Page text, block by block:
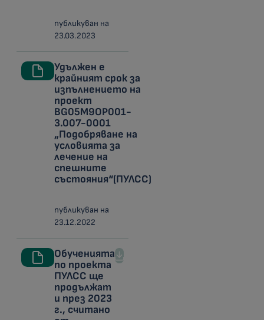
публикуван на
23.03.2023
Удължен е
крайният срок за
изпълнението на
проект
BG05M9OP001-
3.007-0001
„Подобряване на
условията за
лечение на
спешните
състояния“(ПУЛСС)
публикуван на
23.12.2022
Обученията
по проекта
ПУЛСС ще
продължат
и през 2023
г., считано